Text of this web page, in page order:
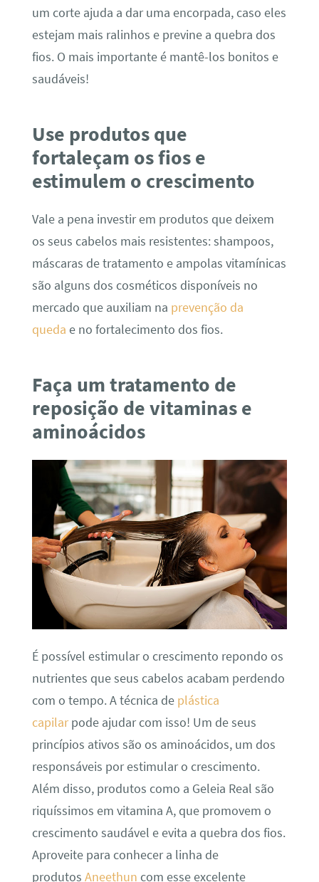
um corte ajuda a dar uma encorpada, caso eles
estejam mais ralinhos e previne a quebra dos
fios. O mais importante é mantê-los bonitos e
saudáveis!
Use produtos que
fortaleçam os fios e
estimulem o crescimento
Vale a pena investir em produtos que deixem
os seus cabelos mais resistentes: shampoos,
máscaras de tratamento e ampolas vitamínicas
são alguns dos cosméticos disponíveis no
mercado que auxiliam na prevenção da
queda e no fortalecimento dos fios.
Faça um tratamento de
reposição de vitaminas e
aminoácidos
É possível estimular o crescimento repondo os
nutrientes que seus cabelos acabam perdendo
com o tempo. A técnica de plástica
capilarpode ajudar com isso! Um de seus
princípios ativos são os aminoácidos, um dos
responsáveis por estimular o crescimento.
Além disso, produtos como a Geleia Real são
riquíssimos em vitamina A, que promovem o
crescimento saudável e evita a quebra dos fios.
Aproveite para conhecer a linha de
produtos Aneethun com esse excelente